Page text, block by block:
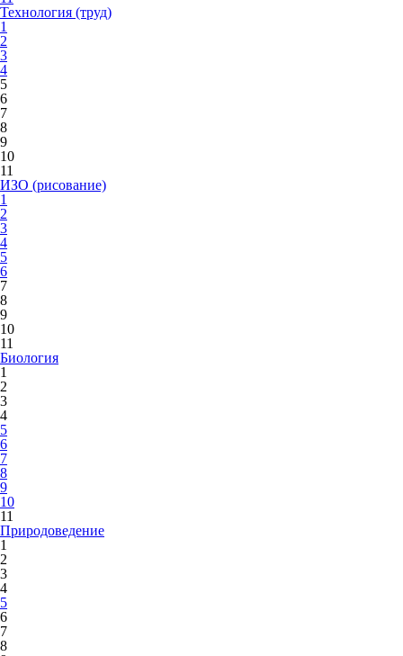
Технология (труд)
1
2
3
4
5
6
7
8
9
10
11
ИЗО (рисование)
1
2
3
4
5
6
7
8
9
10
11
Биология
1
2
3
4
5
6
7
8
9
10
11
Природоведение
1
2
3
4
5
6
7
8